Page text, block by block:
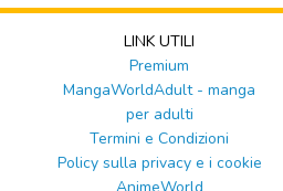
LINK UTILI
Premium
MangaWorldAdult - manga
per adulti
Termini e Condizioni
Policy sulla privacy e i cookie